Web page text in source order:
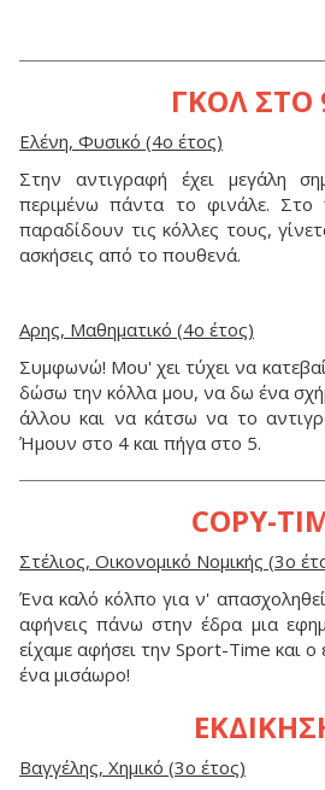
ΓΚΟΛ ΣΤΟ
Ελένη, Φυσικό (4ο έτος)
Στην αντιγραφή έχει μεγάλη
περιμένω πάντα το φινάλε. Στο
παραδίδουν τις κόλλες τους,
ασκήσεις από το πουθενά.
Aρης, Μαθηματικό (4ο έτος)
Συμφωνώ! Μου' χει τύχει να
δώσω την κόλλα μου, να δω ένα
άλλου και να κάτσω να το
Ήμουν στο 4 και πήγα στο 5.
COPY-
Στέλιος, Οικονομικό Νομικής (3ο
Ένα καλό κόλπο για ν'
αφήνεις πάνω στην έδρα μια
είχαμε αφήσει την Sport-Time και ο
ένα μισάωρο!
Βαγγέλης, Χημικό (3ο έτος)